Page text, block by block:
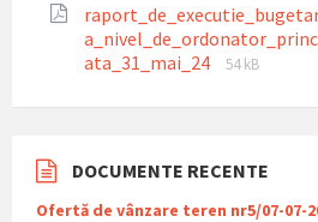
pdf
ata_31_mai_24
File
pdf
File
54 kB
DOCUMENTE RECENTE
Ofertă de vânzare teren nr5/07-07-